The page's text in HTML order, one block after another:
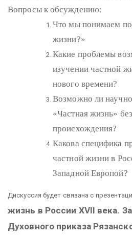
Вопросы к обсуждению:
Что мы понимаем
жизни?»
Какие проблемы
изучении частной
нового времени?
Возможно ли
«Частная жизнь»
происхождения?
Какова специфика
частной жизни в
Западной Европой?
Дискуссия будет связана с
жизнь в России XVII века.
Духовного приказа